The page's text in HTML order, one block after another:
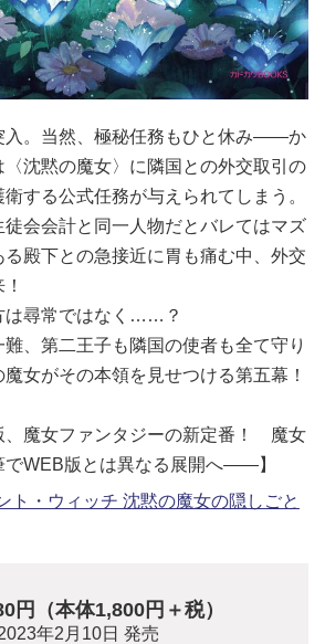
。当然、極秘任務もひと休み――か
〈沈黙の魔女〉に隣国との外交取引の
する公式任務が与えられてしまう。
徒会会計と同一人物だとバレてはマズ
殿下との急接近に胃も痛む中、外交
尋常ではなく……？
、第二王子も隣国の使者も全て守り
女がその本領を見せつける第五幕！
、魔女ファンタジーの新定番！ 魔女
でWEB版とは異なる展開へ――】
ト・ウィッチ 沈黙の魔女の隠しごと
円（本体1,800円＋税）
年2月10日 発売